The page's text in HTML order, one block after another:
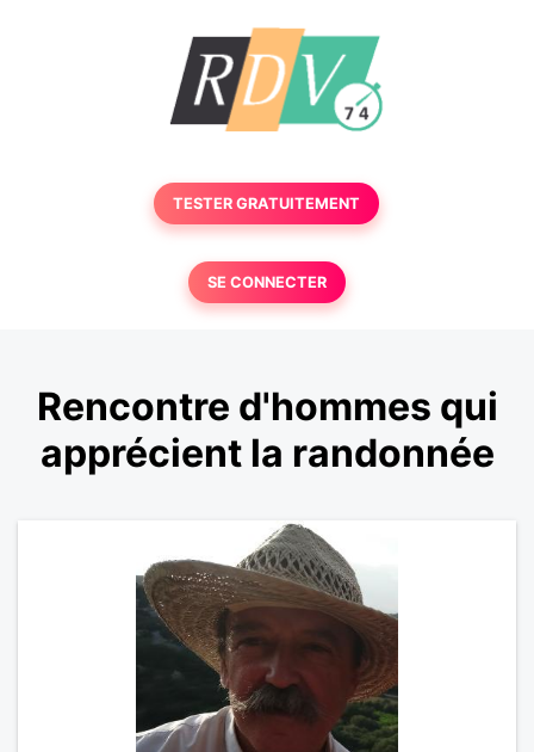
TESTER GRATUITEMENT
SE CONNECTER
Rencontre d'hommes qui
apprécient la randonnée